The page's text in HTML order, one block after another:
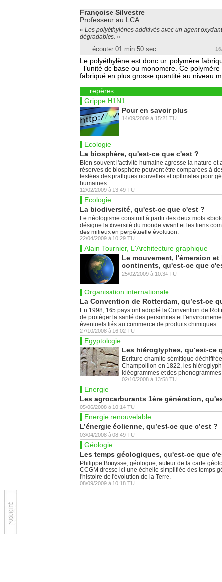
Françoise Silvestre
Professeur au LCA
« Les polyéthylènes additivés avec un agent
dégradables. »
écouter 01 min 50 sec
Le polyéthylène est donc un polymère
–l’unité de base ou monomère. Ce
fabriqué en plus grosse quantité au niveau
repères
Grippe H1N1
Pour en savoir plus
14/09/2009 à 15:21 TU
Ecologie
La biosphère, qu'est-ce que c'est ?
Bien souvent l'activité humaine agresse la nature et
réserves de biosphère peuvent être comparées à
testées des pratiques nouvelles et optimales pour
humaines.
12/02/2009 à 13:49 TU
Ecologie
La biodiversité, qu'est-ce que c'est ?
Le néologisme construit à partir des deux mots
désigne la diversité du monde vivant et les liens
des milieux en perpétuelle évolution.
22/04/2009 à 10:29 TU
Alain Tournier, L'Architecture graphique
Le mouvement, l'émersion
continents, qu'est-ce que
25/02/2009 à 10:34 TU
Organisation internationale
La Convention de Rotterdam, qu’est-ce
En 1998, 165 pays ont adopté la Convention de
de protéger la santé des personnes et
éventuels liés au commerce de produits chimiques ..
27/10/2008 à 16:02 TU
Egyptologie
Les hiéroglyphes, qu’est-ce
Ecriture chamito-sémitique
Champollion en 1822, les
idéogrammes et des phonogrammes.
02/10/2008 à 13:58 TU
Energie
Les agrocarburants 1ère génération,
05/06/2008 à 10:14 TU
Energie renouvelable
L’énergie éolienne, qu’est-ce que c’est ?
03/04/2008 à 08:49 TU
Géologie
Les temps géologiques, qu'est-ce que
Philippe Bouysse, géologue, auteur de la carte
CCGM dresse ici une échelle simplifiée des temps
l'histoire de l'évolution de la Terre.
08/09/2009 à 10:18 TU